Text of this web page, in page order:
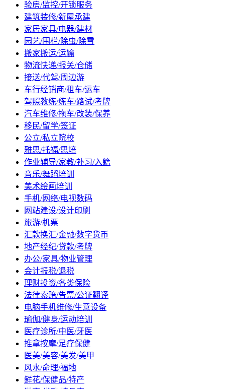
验房/监控/开锁服务
建筑装修/新屋承建
家居家具/电器/建材
园艺/围栏/除虫/除雪
搬家搬运/运输
物流快递/报关/仓储
接送/代驾/周边游
车行经销商/租车/运车
驾照教练/练车/路试/考牌
汽车维修/拖车/改装/保养
移民/留学/签证
公立/私立院校
雅思/托福/思培
作业辅导/家教/补习/入籍
音乐/舞蹈培训
美术绘画培训
手机/网络/电视数码
网站建设/设计印刷
旅游/机票
汇款换汇/金融/数字货币
地产经纪/贷款/考牌
办公/家具/物业管理
会计报税/退税
理财投资/各类保险
法律索赔/告票/公证翻译
电脑手机维修/生意设备
瑜伽/健身/运动培训
医疗诊所/中医/牙医
推拿按摩/足疗保健
医美/美容/美发/美甲
风水/命理/福地
鲜花/保健品/特产